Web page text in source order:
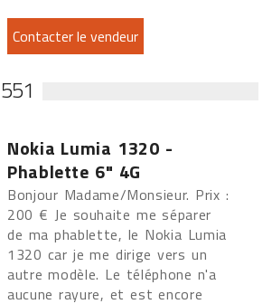
Nokia Lumia 1320 -
Phablette 6" 4G
Bonjour Madame/Monsieur. Prix :
200 € Je souhaite me séparer
de ma phablette, le Nokia Lumia
1320 car je me dirige vers un
autre modèle. Le téléphone n'a
aucune rayure, et est encore